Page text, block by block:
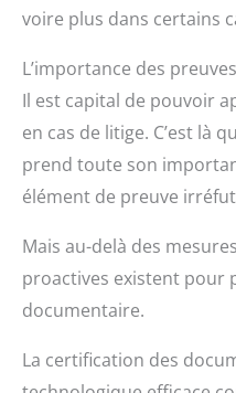
voire plus dans certains
L’importance des
Il est capital de pouvoir
en cas de litige. C’est là
prend toute son
élément de preuve
Mais au-delà des
proactives existent pour
documentaire.
La certification des